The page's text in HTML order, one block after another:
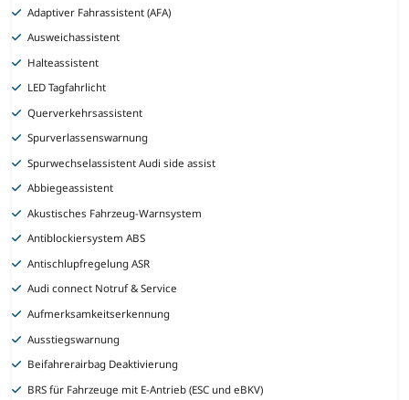
Adaptiver Fahrassistent (AFA)
Ausweichassistent
Halteassistent
LED Tagfahrlicht
Querverkehrsassistent
Spurverlassenswarnung
Spurwechselassistent Audi side assist
Abbiegeassistent
Akustisches Fahrzeug-Warnsystem
Antiblockiersystem ABS
Antischlupfregelung ASR
Audi connect Notruf & Service
Aufmerksamkeitserkennung
Ausstiegswarnung
Beifahrerairbag Deaktivierung
BRS für Fahrzeuge mit E-Antrieb (ESC und eBKV)